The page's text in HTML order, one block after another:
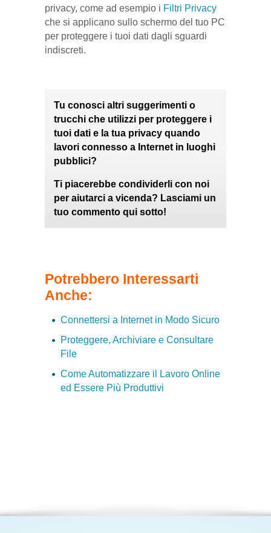
privacy, come ad esempio i Filtri Privacy
che si applicano sullo schermo del tuo PC
per proteggere i tuoi dati dagli sguardi
indiscreti.
Tu conosci altri suggerimenti o
trucchi che utilizzi per proteggere i
tuoi dati e la tua privacy quando
lavori connesso a Internet in luoghi
pubblici?
Ti piacerebbe condividerli con noi
per aiutarci a vicenda? Lasciami un
tuo commento qui sotto!
Potrebbero Interessarti
Anche:
Connettersi a Internet in Modo Sicuro
Proteggere, Archiviare e Consultare
File
Come Automatizzare il Lavoro Online
ed Essere Più Produttivi